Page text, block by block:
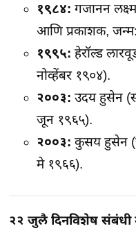
१९८४: गजानन
आणि प्रकाशक,
१९९५: हेरॉल्ड
नोव्हेंबर १९०४).
२००३: उदय हुसेन
जून १९६५).
२००३: कुसय हुसेन
मे १९६६).
२२ जुलै दिनविशेष संबंधी